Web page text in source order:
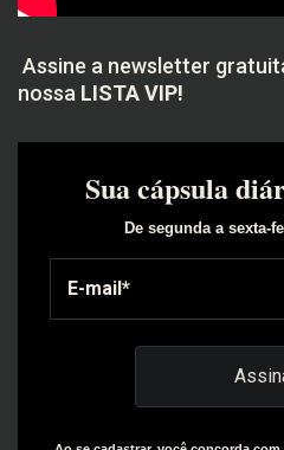
Assine a newsletter
nossa LISTA VIP!
Sua cápsula
De segunda a sexta-